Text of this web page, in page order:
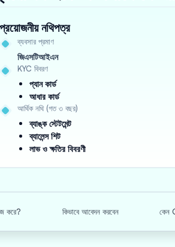
প্রয়োজনীয় নথিপত্র
ব্যবসার প্রমাণ
জিএসটিআইএন
KYC বিবরণ
প্যান কার্ড
আধার কার্ড
আর্থিক নথি (গত ৩ বছর)
ব্যাঙ্ক স্টেটমেন্ট
ব্যালেন্স শিট
লাভ ও ক্ষতির বিবরণী
করে? কিভাবে আবেদন করবেন কেন